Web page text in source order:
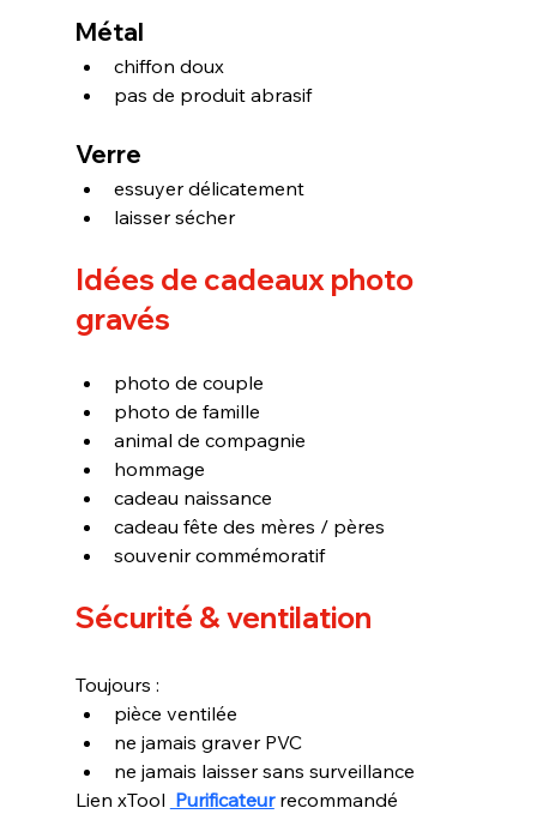
Métal
chiffon doux
pas de produit abrasif
Verre
essuyer délicatement
laisser sécher
Idées de cadeaux photo
gravés
photo de couple
photo de famille
animal de compagnie
hommage
cadeau naissance
cadeau fête des mères / pères
souvenir commémoratif
Sécurité & ventilation
Toujours :
pièce ventilée
ne jamais graver PVC
ne jamais laisser sans surveillance
Lien xTool Purificateur recommandé